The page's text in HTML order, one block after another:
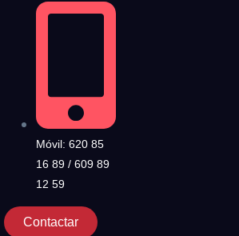
Móvil: 620 85
16 89 / 609 89
12 59
Contactar